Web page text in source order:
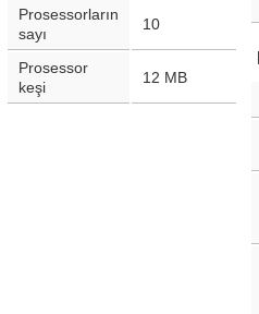
Prosessorların
sayı
10
Prosessor
keşi
12 MB